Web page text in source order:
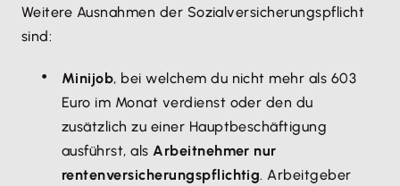
Weitere Ausnahmen der Sozialversicherungspflicht
sind:
Minijob, bei welchem du nicht mehr als 603
Euro im Monat verdienst oder den du
zusätzlich zu einer Hauptbeschäftigung
ausführst, alsArbeitnehmer nur
rentenversicherungspflichtig. Arbeitgeber